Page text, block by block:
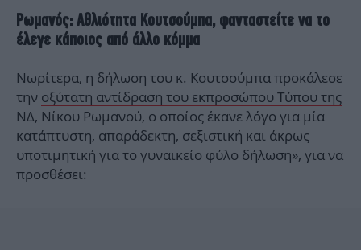
Ρωμανός: Αθλιότητα Κουτσούμπα, φανταστείτε να το
έλεγε κάποιος από άλλο κόμμα
Νωρίτερα, η δήλωση του κ. Κουτσούμπα προκάλεσε
την οξύτατη αντίδραση του εκπροσώπου Τύπου της
ΝΔ, Νίκου Ρωμανού, ο οποίος έκανε λόγο για μία
κατάπτυστη, απαράδεκτη, σεξιστική και άκρως
υποτιμητική για το γυναικείο φύλο δήλωση», για να
προσθέσει: